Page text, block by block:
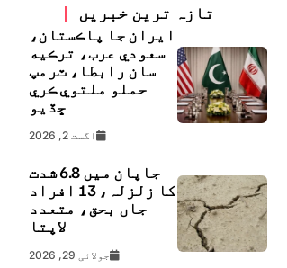
تازہ ترین خبریں
ايران جا پاڪستان،
سعودي عرب، ترڪيه
سان رابطا، ٽرمپ
حملو ملتوي ڪري
ڇڏيو
اگست 2, 2026
جاپان میں 6.8 شدت
کا زلزلہ، 13 افراد
جاں بحق، متعدد
لاپتا
جولائی 29, 2026